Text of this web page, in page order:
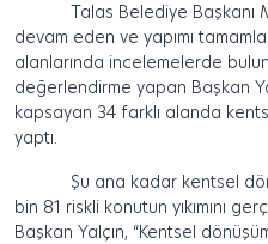
Talas Belediye Başkanı
devam eden ve yapımı
alanlarında incelemelerde
değerlendirme yapan Başkan
kapsayan 34 farklı alanda
yaptı.
Şu ana kadar kentsel
bin 81 riskli konutun yıkımını
Başkan Yalçın, “Kentsel